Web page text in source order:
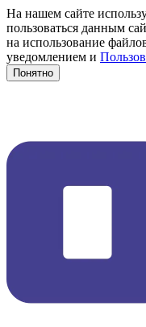
На нашем сайте
пользоваться данным
на использование
уведомлением и
Понятно